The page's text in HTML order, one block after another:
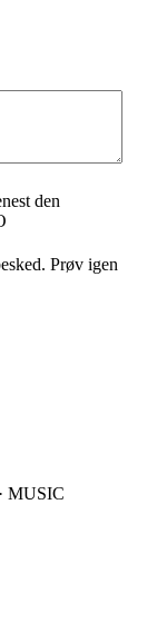
den
Prøv igen
MUSIC